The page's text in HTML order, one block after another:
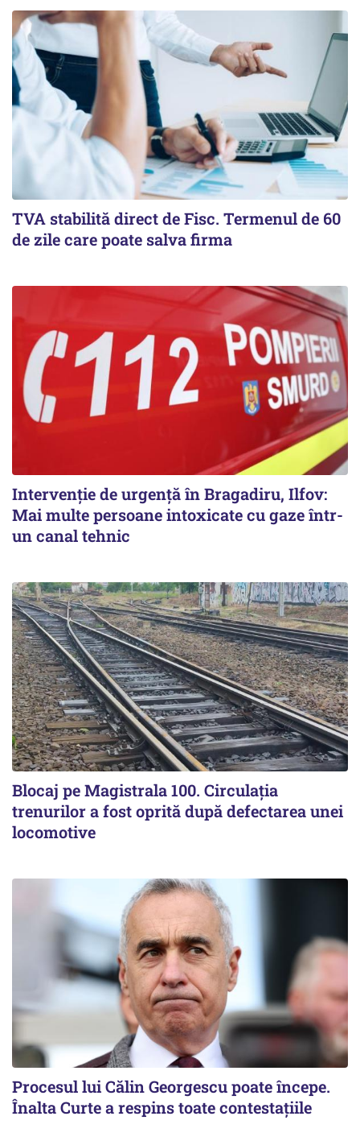
TVA stabilită direct de Fisc. Termenul de 60
de zile care poate salva firma
Intervenție de urgență în Bragadiru, Ilfov:
Mai multe persoane intoxicate cu gaze într-
un canal tehnic
Blocaj pe Magistrala 100. Circulația
trenurilor a fost oprită după defectarea unei
locomotive
Procesul lui Călin Georgescu poate începe.
Înalta Curte a respins toate contestațiile